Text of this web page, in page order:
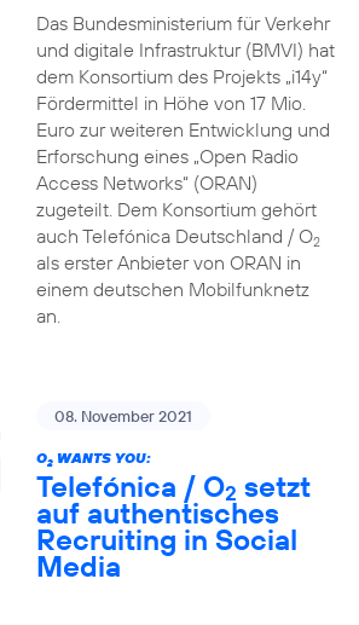
Das Bundesministerium für Verkehr
und digitale Infrastruktur (BMVI) hat
dem Konsortium des Projekts „i14y“
Fördermittel in Höhe von 17 Mio.
Euro zur weiteren Entwicklung und
Erforschung eines „Open Radio
Access Networks“ (ORAN)
zugeteilt. Dem Konsortium gehört
auch Telefónica Deutschland / O2
als erster Anbieter von ORAN in
einem deutschen Mobilfunknetz
an.
08. November 2021
O2WANTS YOU:
Telefónica / O2 setzt
auf authentisches
Recruiting in Social
Media